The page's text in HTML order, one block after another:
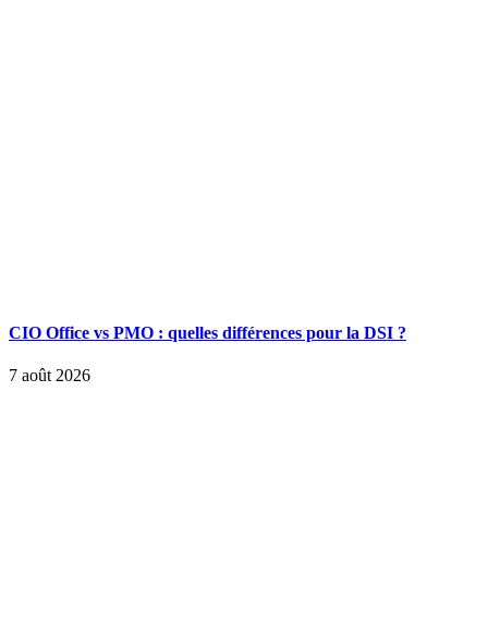
CIO Office vs PMO : quelles différences pour la DSI ?
7 août 2026